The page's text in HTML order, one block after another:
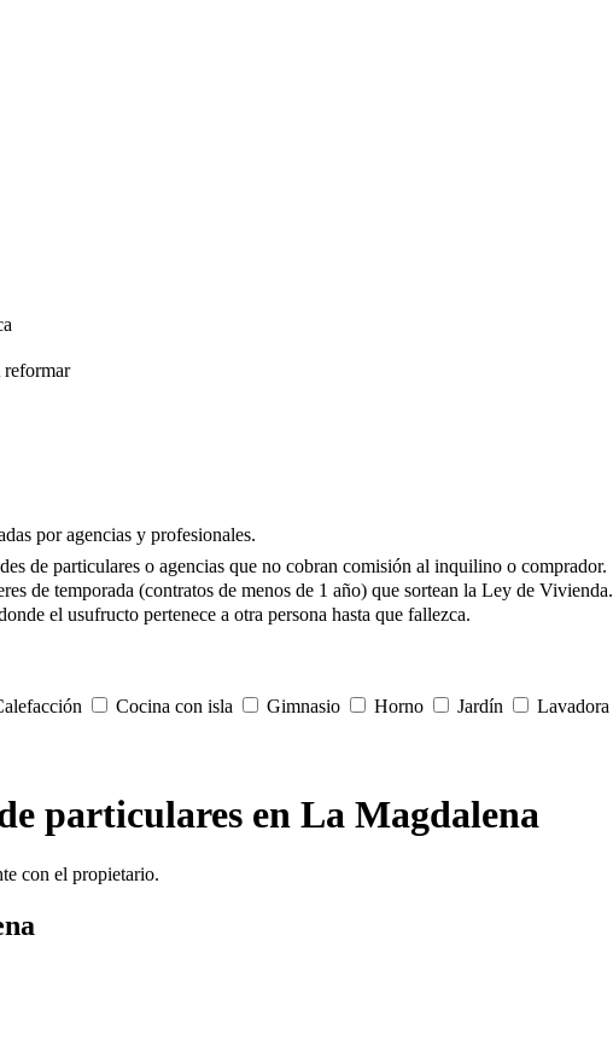
reformar
por agencias y profesionales.
de particulares o agencias que no cobran comisión al inquilino o comprador.
de temporada (contratos de menos de 1 año) que sortean la Ley de Vivienda.
el usufructo pertenece a otra persona hasta que fallezca.
Cocina con isla Gimnasio Horno Jardín Lavadora
particulares en La Magdalena
con el propietario.